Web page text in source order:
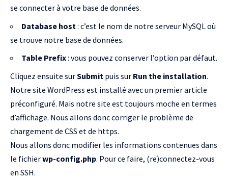
se connecter à votre base de données.
Database host : c’est le nom de notre serveur MySQL où
se trouve notre base de données.
Table Prefix: vous pouvez conserver l’option par défaut.
Cliquez ensuite surSubmit puis sur Run the installation.
Notre site WordPress est installé avec un premier article
préconfiguré. Mais notre site est toujours moche en termes
d’affichage. Nous allons donc corriger le problème de
chargement de CSS et de https.
Nous allons donc modifier les informations contenues dans
le fichierwp-config.php. Pour ce faire, (re)connectez-vous
en SSH.